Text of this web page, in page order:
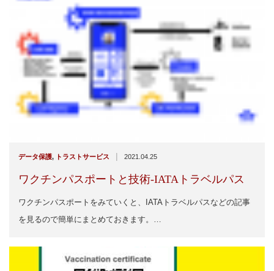
データ保護, トラストサービス | 2021.04.25
ワクチンパスポートと技術-IATAトラベルパス
ワクチンパスポートをみていくと、IATAトラベルパスなどの記事
を見るので簡単にまとめておきます。…